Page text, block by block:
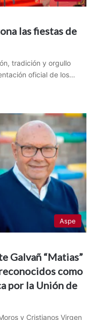
las fiestas de
tradición y orgullo
oficial de los…
Aspe
Galvañ “Matias”
como
por la Unión de
y Cristianos Virgen